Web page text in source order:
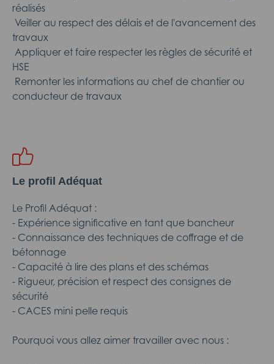
réalisés
 Veiller au respect des délais et de l'avancement des
travaux
 Appliquer et faire respecter les règles de sécurité et
HSE
 Remonter les informations au chef de chantier ou
conducteur de travaux
Le profil Adéquat
Le Profil Adéquat :
- Expérience significative en tant que bancheur
- Connaissance des techniques de coffrage et de
bétonnage
- Capacité à lire des plans et des schémas
- Rigueur, précision et respect des consignes de
sécurité
- CACES mini pelle requis
Pourquoi vous allez aimer travailler avec nous :